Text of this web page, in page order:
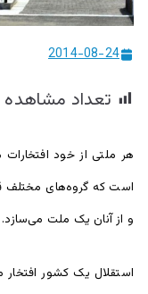
2014-08-24
تعداد مشاهده
هر ملتی از خود
است که گروه‌های مختلف
و از آنان یک ملت می‌سازد.
استقلال یک کشور